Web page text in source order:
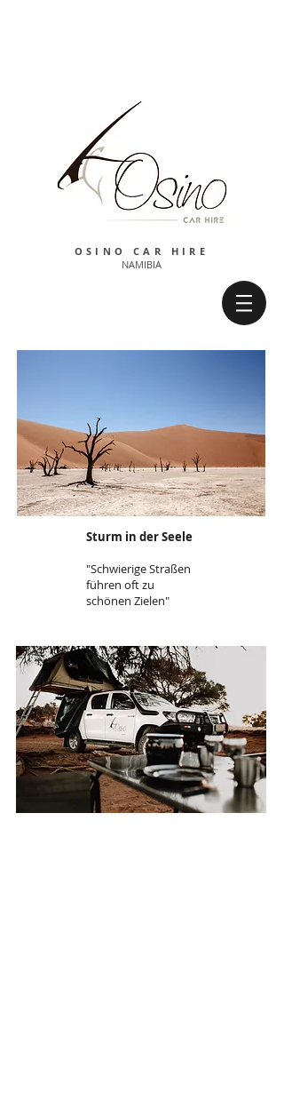
OSINO CAR HIRE
NAMIBIA
Sturm in der Seele
"Schwierige Straßen
führen oft zu
schönen Zielen"